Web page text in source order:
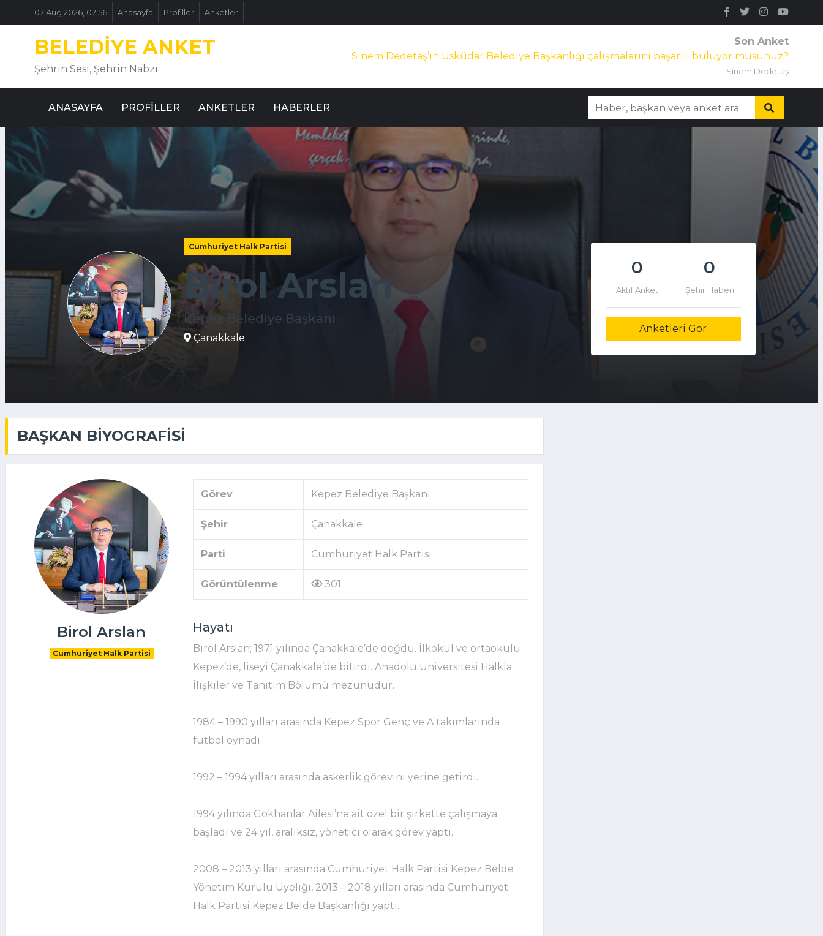
07 Aug 2026, 07:56 Anasayfa Profiller Anketler
BELEDIYE ANKET
Şehrin Sesi, Şehrin Nabzı
Son Anket
Sinem Dedetaş’ın Üsküdar Belediye Başkanlığı çalışmalarını başarılı buluyor musunuz?
Sinem Dedetaş
ANASAYFA PROFILLER ANKETLER HABERLER
Cumhuriyet Halk Partisi
Birol Arslan
Kepez Belediye Başkanı
Çanakkale
0
Aktif Anket
0
Şehir Haberi
Anketleri Gör
BAŞKAN BIYOGRAFISI
Birol Arslan
Cumhuriyet Halk Partisi
Görev Kepez Belediye Başkanı
Şehir Çanakkale
Parti Cumhuriyet Halk Partisi
Görüntülenme 301
Hayatı
Birol Arslan; 1971 yılında Çanakkale’de doğdu. İlkokul ve ortaokulu
Kepez’de, liseyi Çanakkale’de bitirdi. Anadolu Üniversitesi Halkla
İlişkiler ve Tanıtım Bölümü mezunudur.
1984 – 1990 yılları arasında Kepez Spor Genç ve A takımlarında
futbol oynadı.
1992 – 1994 yılları arasında askerlik görevini yerine getirdi.
1994 yılında Gökhanlar Ailesi’ne ait özel bir şirkette çalışmaya
başladı ve 24 yıl, aralıksız, yönetici olarak görev yaptı.
2008 – 2013 yılları arasında Cumhuriyet Halk Partisi Kepez Belde
Yönetim Kurulu Üyeliği, 2013 – 2018 yılları arasında Cumhuriyet
Halk Partisi Kepez Belde Başkanlığı yaptı.